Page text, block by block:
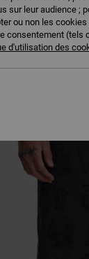
NOUVEAUTÉ
sur leur audience ;
ou non les
consentement (tels
d'utilisation des